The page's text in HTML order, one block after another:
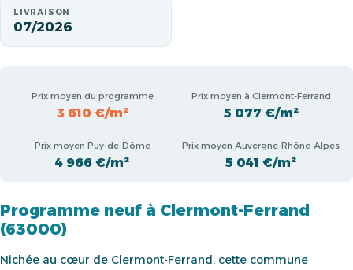
LIVRAISON
07/2026
Prix moyen du programme
3 610 €/m²
Prix moyen à Clermont-Ferrand
5 077 €/m²
Prix moyen Puy-de-Dôme
4 966 €/m²
Prix moyen Auvergne-Rhône-Alpes
5 041 €/m²
Programme neuf à Clermont-Ferrand
(63000)
Nichée au cœur de Clermont-Ferrand, cette commune